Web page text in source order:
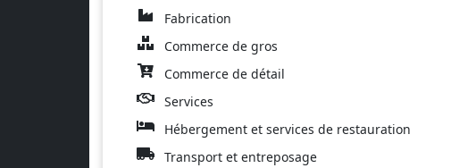
Fabrication
Commerce de gros
Commerce de détail
Services
Hébergement et services de restauration
Transport et entreposage